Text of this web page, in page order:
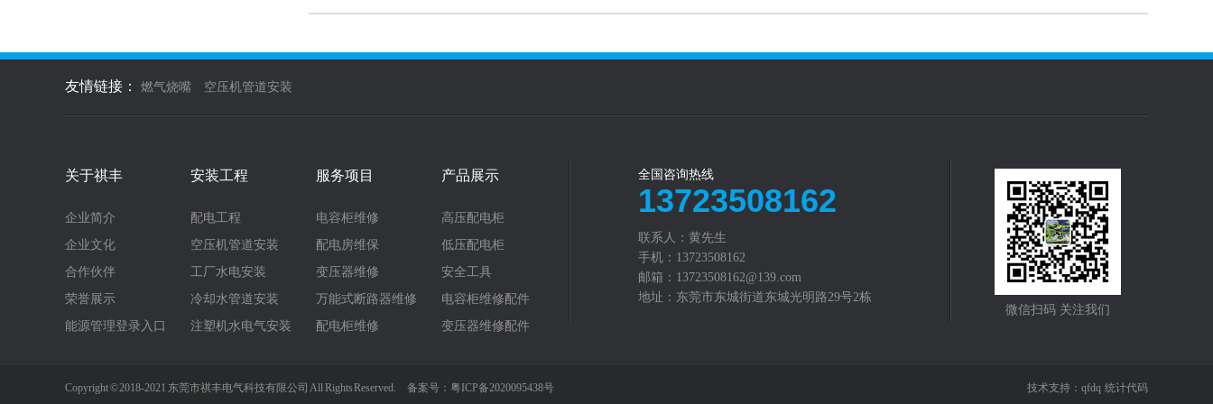
友情链接： 燃气烧嘴 空压机管道安装
关于祺丰
企业简介
企业文化
合作伙伴
荣誉展示
能源管理登录入口
安装工程
配电工程
空压机管道安装
工厂水电安装
冷却水管道安装
注塑机水电气安装
服务项目
电容柜维修
配电房维保
变压器维修
万能式断路器维修
配电柜维修
产品展示
高压配电柜
低压配电柜
安全工具
电容柜维修配件
变压器维修配件
全国咨询热线
13723508162
联系人：黄先生
手机：13723508162
邮箱：13723508162@139.com
地址：东莞市东城街道东城光明路29号2栋
微信扫码 关注我们
Copyright © 2018-2021 东莞市祺丰电气科技有限公司 All Rights Reserved. 备案号： 粤ICP备2020095438号 技术支持： qfdq 统计代码